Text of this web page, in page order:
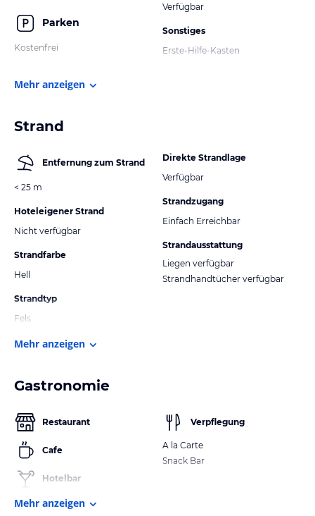
Parken
Kostenfrei
Verfügbar
Sonstiges
Erste-Hilfe-Kasten
Mehr anzeigen
Strand
Entfernung zum Strand
< 25 m
Hoteleigener Strand
Nicht verfügbar
Strandfarbe
Hell
Strandtyp
Fels
Direkte Strandlage
Verfügbar
Strandzugang
Einfach Erreichbar
Strandausstattung
Liegen verfügbar
Strandhandtücher verfügbar
Mehr anzeigen
Gastronomie
Restaurant
Cafe
Hotelbar
Verpflegung
A la Carte
Snack Bar
Mehr anzeigen